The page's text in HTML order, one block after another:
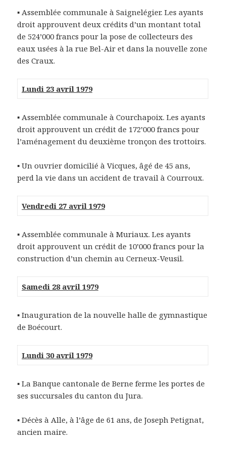
▪ Assemblée communale à Saignelégier. Les ayants
droit approuvent deux crédits d’un montant total
de 524’000 francs pour la pose de collecteurs des
eaux usées à la rue Bel-Air et dans la nouvelle zone
des Craux.
Lundi 23 avril 1979
▪ Assemblée communale à Courchapoix. Les ayants
droit approuvent un crédit de 172’000 francs pour
l’aménagement du deuxième tronçon des trottoirs.
▪ Un ouvrier domicilié à Vicques, âgé de 45 ans,
perd la vie dans un accident de travail à Courroux.
Vendredi 27 avril 1979
▪ Assemblée communale à Muriaux. Les ayants
droit approuvent un crédit de 10’000 francs pour la
construction d’un chemin au Cerneux-Veusil.
Samedi 28 avril 1979
▪ Inauguration de la nouvelle halle de gymnastique
de Boécourt.
Lundi 30 avril 1979
▪ La Banque cantonale de Berne ferme les portes de
ses succursales du canton du Jura.
▪ Décès à Alle, à l’âge de 61 ans, de Joseph Petignat,
ancien maire.